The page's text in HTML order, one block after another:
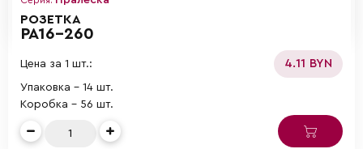
РОЗЕТКА
РА16-260
Цена за 1 шт.: 4.11 BYN
Упаковка - 14 шт.
Коробка - 56 шт.